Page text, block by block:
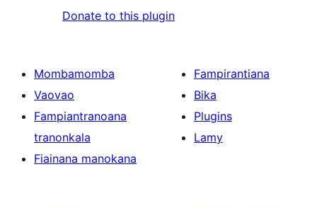
Donate to this plugin
Mombamomba
Vaovao
Fampiantranoana
tranonkala
Fiainana manokana
Fampirantiana
Bika
Plugins
Lamy